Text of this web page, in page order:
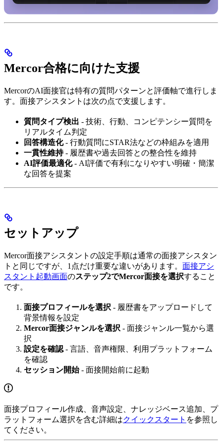
Mercor合格に向けた支援
MercorのAI面接官は特有の質問パターンと評価軸で進行しま
す。面接アシスタントは次の点で支援します。
質問タイプ検出 - 技術、行動、コンピテンシー質問を
リアルタイム判定
回答構造化- 行動質問にSTAR法などの枠組みを適用
一貫性維持- 履歴書や過去回答との整合性を維持
AI評価最適化- AI評価で有利になりやすい明確・簡潔
な回答を提案
セットアップ
Mercor面接アシスタントの設定手順は通常の面接アシスタン
トと同じですが、1点だけ重要な違いがあります。 面接アシ
スタント起動画面のステップ2でMercor面接を選択すること
です。
面接プロフィールを選択 - 履歴書をアップロードして
背景情報を設定
Mercor面接ジャンルを選択 - 面接ジャンル一覧から選
択
設定を確認 - 言語、音声権限、利用プラットフォーム
を確認
セッション開始- 面接開始前に起動
面接プロフィール作成、音声設定、ナレッジベース追加、プ
ラットフォーム選択を含む詳細はクイックスタート を参照し
てください。